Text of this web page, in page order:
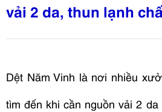
vải 2 da, thun lạnh
Dệt Năm Vinh là nơi nhiều
tìm đến khi cần nguồn vải 2